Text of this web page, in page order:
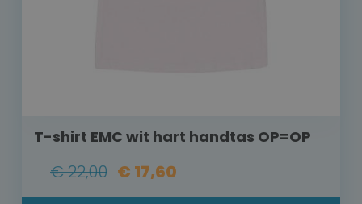
T-shirt EMC wit hart handtas OP=OP
€ 22,00 € 17,60